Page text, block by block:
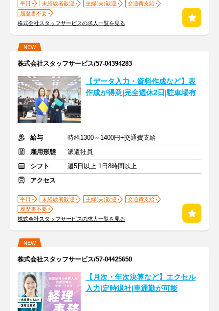
平日 未経験者歓迎 主婦(夫)歓迎
交通費支給
履歴書不要
株式会社スタッフサービスの求人一覧を見る
NEW
株式会社スタッフサービス/57-04394283
【データ入力・資料作成など】表
作成が得意|完全週休2日|駐車場有
給与
時給1300～1400円+交通費支給
雇用形態
派遣社員
シフト
週5日以上 1日8時間以上
アクセス
平日 未経験者歓迎 主婦(夫)歓迎
交通費支給
履歴書不要
株式会社スタッフサービスの求人一覧を見る
NEW
株式会社スタッフサービス/57-04425650
【月次・年次決算など】エクセル
入力|定時退社|車通勤が可能